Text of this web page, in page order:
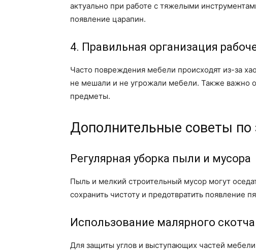
актуально при работе с тяжелыми
появление царапин.
4. Правильная организация
Часто повреждения мебели происходят из-за
не мешали и не угрожали мебели. Также важно
предметы.
Дополнительные советы по
Регулярная уборка пыли и мусора
Пыль и мелкий строительный мусор могут
сохранить чистоту и предотвратить появление
Использование малярного скотча
Для защиты углов и выступающих частей